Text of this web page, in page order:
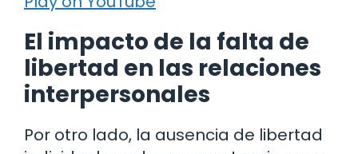
El impacto de la falta de
libertad en las relaciones
interpersonales
Por otro lado, la ausencia de libertad